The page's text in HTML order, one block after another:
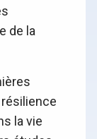
de la
la vie